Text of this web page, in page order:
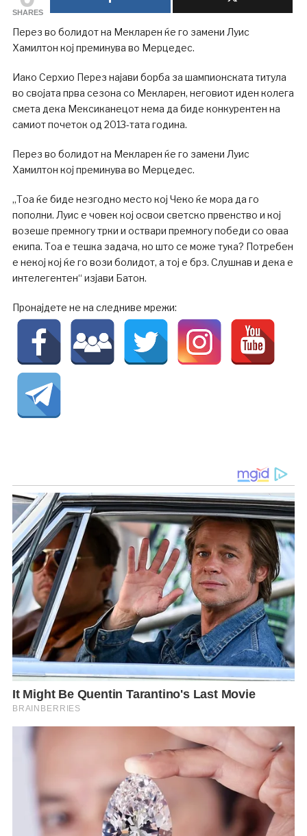
SHARES
Перез во болидот на Мекларен ќе го замени Луис
Хамилтон кој преминува во Мерцедес.
Иако Серхио Перез најави борба за шампионската титула
во својата прва сезона со Мекларен, неговиот иден колега
смета дека Мексиканецот нема да биде конкурентен на
самиот почеток од 2013-тата година.
Перез во болидот на Мекларен ќе го замени Луис
Хамилтон кој преминува во Мерцедес.
„Тоа ќе биде незгодно место кој Чеко ќе мора да го
пополни. Луис е човек кој освои светско првенство и кој
возеше премногу трки и оствари премногу победи со оваа
екипа. Тоа е тешка задача, но што се може тука? Потребен
е некој кој ќе го вози болидот, а тој е брз. Слушнав и дека е
интелегентен“ изјави Батон.
Пронајдете не на следниве мрежи: